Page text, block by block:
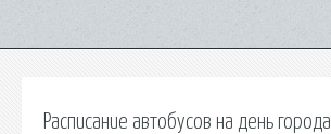
Расписание автобусов на день города